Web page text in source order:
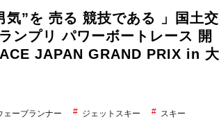
気”を 売る 競技である 」国土交
ンプリ パワーボートレース 開
JAPAN GRAND PRIX in 大
ェーブランナー ジェットスキー スキー